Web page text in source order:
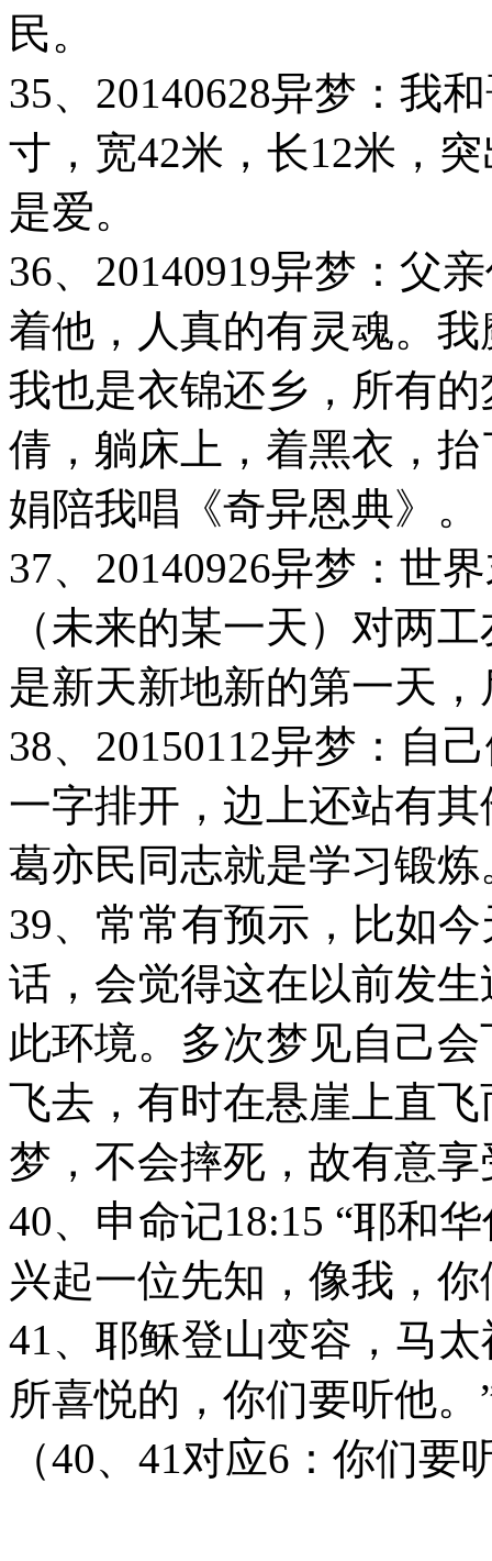
民。
35、20140628异梦：我
寸，宽42米，长12米，
是爱。
36、20140919异梦：父
着他，人真的有灵魂。
我也是衣锦还乡，所有
倩，躺床上，着黑衣，
娟陪我唱《奇异恩典》。
37、20140926异梦：世
（未来的某一天）对两
是新天新地新的第一天
38、20150112异梦：自
一字排开，边上还站有
葛亦民同志就是学习锻炼
39、常常有预示，比如
话，会觉得这在以前发
此环境。多次梦见自己
飞去，有时在悬崖上直
梦，不会摔死，故有意
40、申命记18:15 “耶和
兴起一位先知，像我，你
41、耶稣登山变容，马
所喜悦的，你们要听他。
（40、41对应6：你们要